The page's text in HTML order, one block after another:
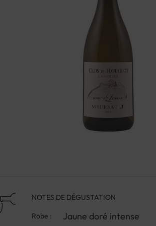
NOTES DE DÉGUSTATION
Robe : Jaune doré intense